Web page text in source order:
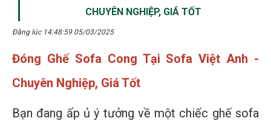
CHUYÊN NGHIỆP, GIÁ TỐT
Đăng lúc 14:48:59 05/03/2025
Đóng Ghế Sofa Cong Tại Sofa Việt Anh -
Chuyên Nghiệp, Giá Tốt
Bạn đang ấp ủ ý tưởng về một chiếc ghế sofa